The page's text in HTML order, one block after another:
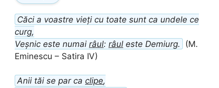
Căci a voastre vieți cu toate sunt ca undele ce
curg,
Veșnic este numai râul: râul este Demiurg.
(M.
Eminescu – Satira IV)
Anii tăi se par ca clipe,